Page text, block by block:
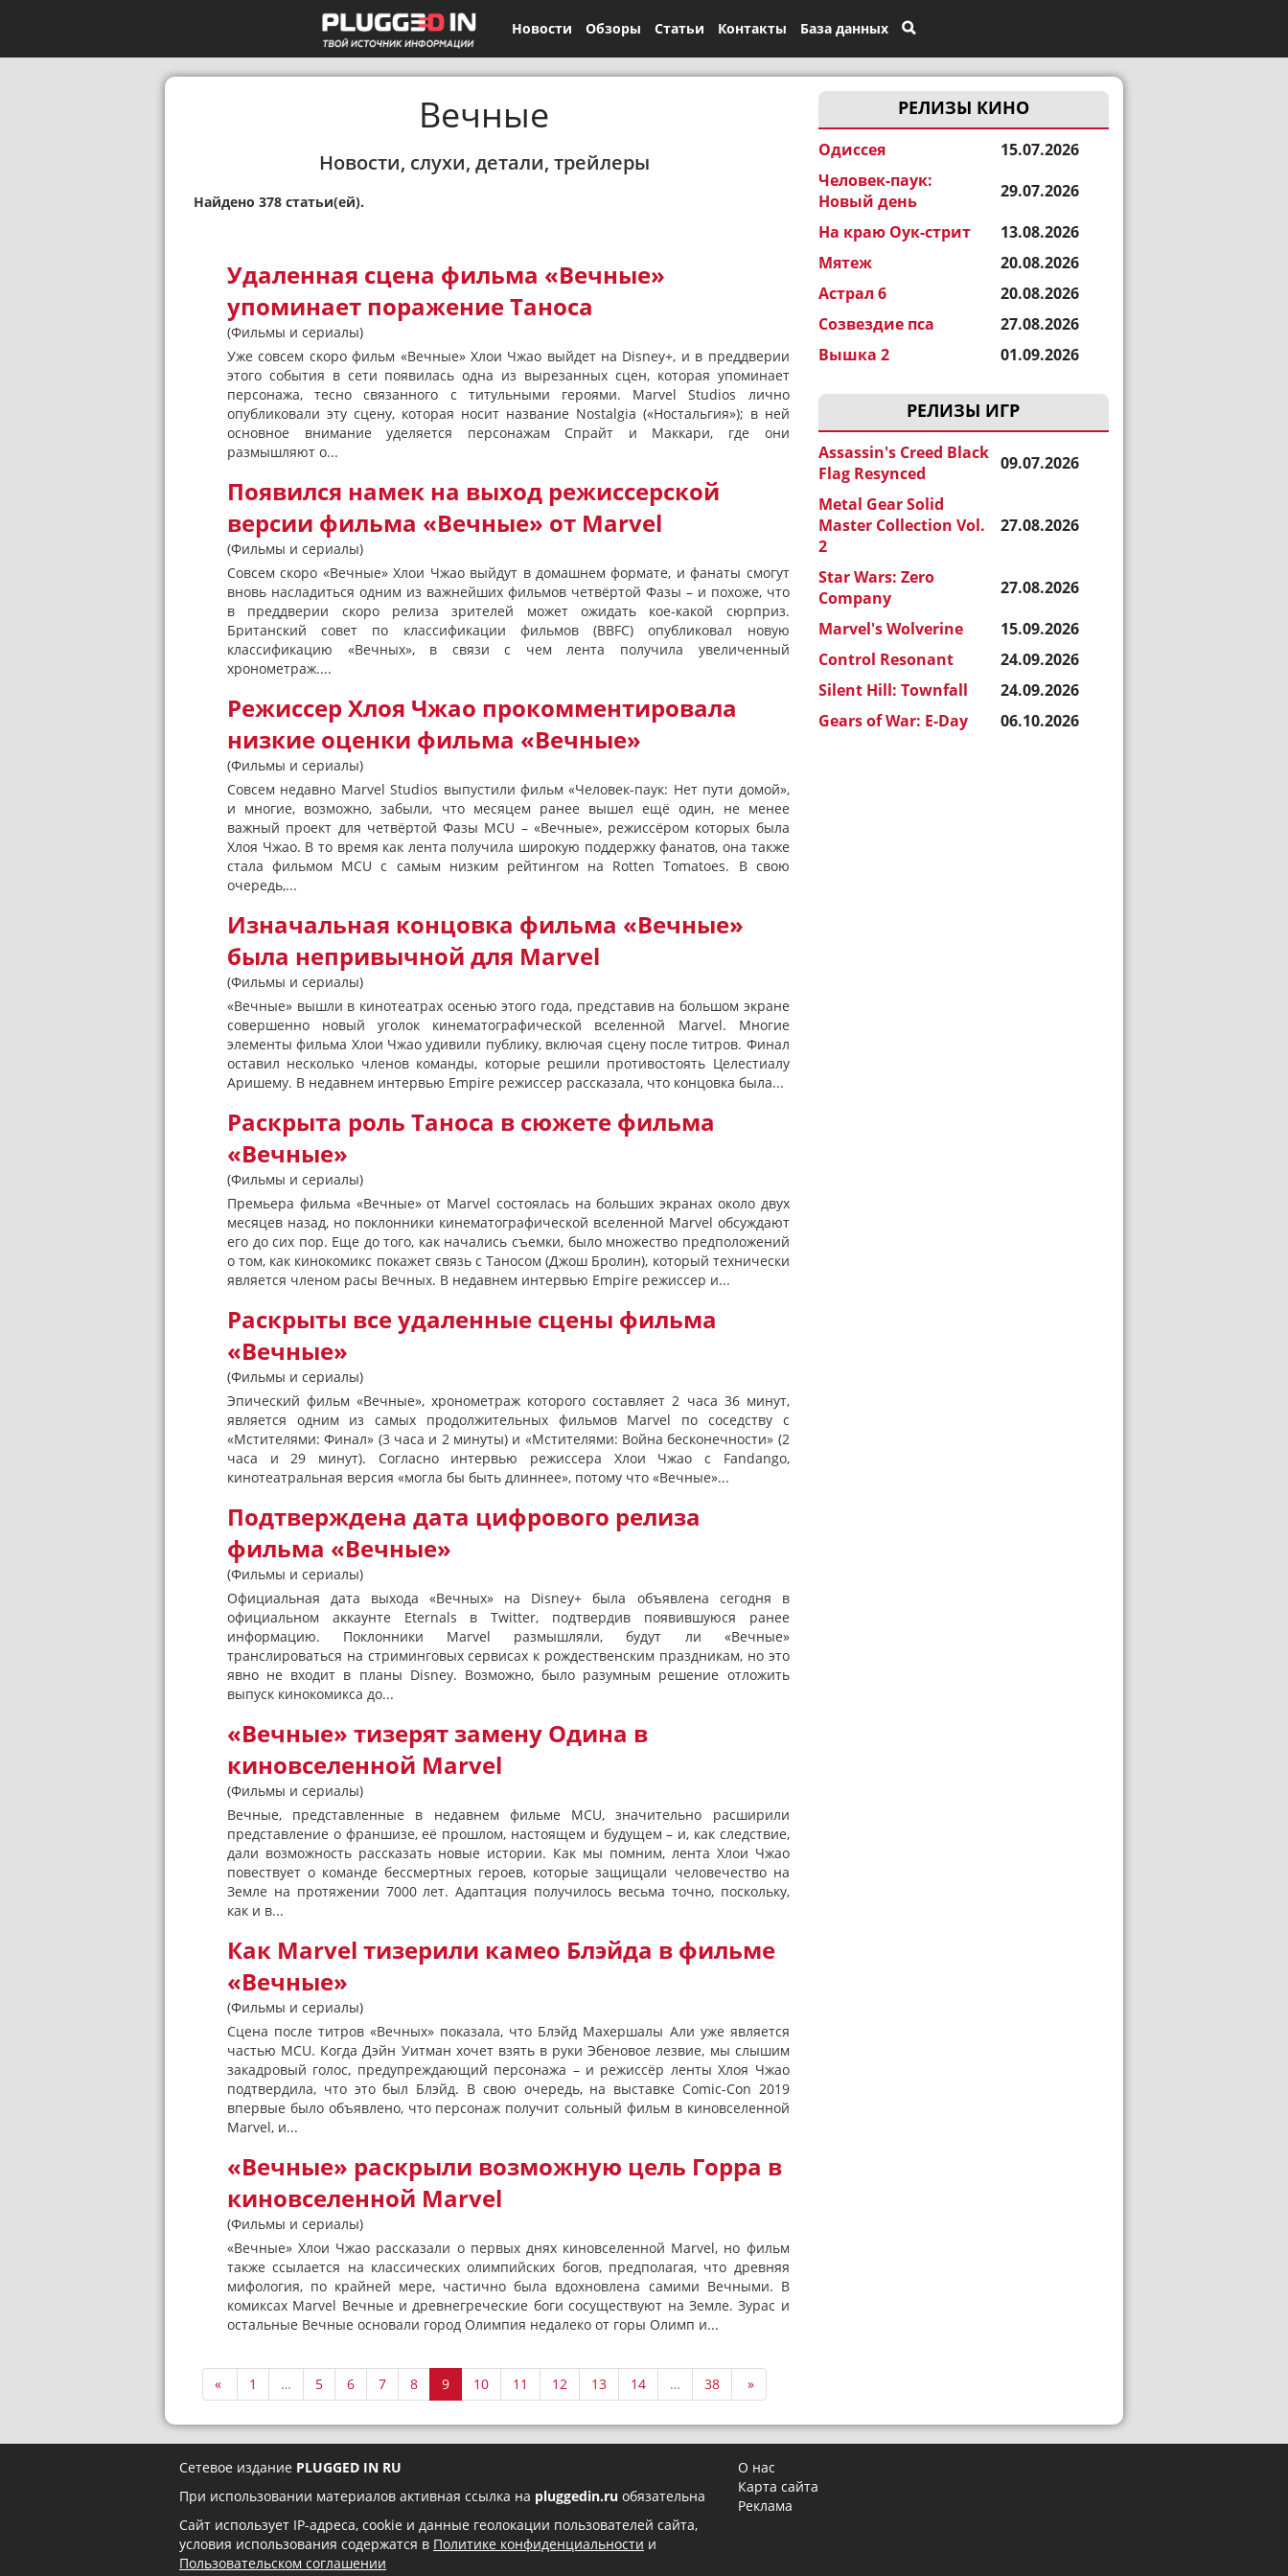
Новости Обзоры Статьи Контакты База данных
РЕЛИЗЫ КИНО
Одиссея
15.07.2026
Человек-паук:
Новый день
29.07.2026
На краю Оук-стрит
13.08.2026
Мятеж
20.08.2026
Астрал 6
20.08.2026
Созвездие пса
27.08.2026
Вышка 2
01.09.2026
РЕЛИЗЫ ИГР
Assassin's Creed Black
Flag Resynced
09.07.2026
Metal Gear Solid
Master Collection Vol.
2
27.08.2026
Star Wars: Zero
Company
27.08.2026
Marvel's Wolverine
15.09.2026
Control Resonant
24.09.2026
Silent Hill: Townfall
24.09.2026
Gears of War: E-Day
06.10.2026
Вечные
Новости, слухи, детали, трейлеры
Найдено 378 статьи(ей).
Удаленная сцена фильма «Вечные»
упоминает поражение Таноса
(Фильмы и сериалы)
Уже совсем скоро фильм «Вечные» Хлои Чжао выйдет на Disney+, и в преддверии
этого события в сети появилась одна из вырезанных сцен, которая упоминает
персонажа, тесно связанного с титульными героями. Marvel Studios лично
опубликовали эту сцену, которая носит название Nostalgia («Ностальгия»); в ней
основное внимание уделяется персонажам Спрайт и Маккари, где они
размышляют о...
Появился намек на выход режиссерской
версии фильма «Вечные» от Marvel
(Фильмы и сериалы)
Совсем скоро «Вечные» Хлои Чжао выйдут в домашнем формате, и фанаты смогут
вновь насладиться одним из важнейших фильмов четвёртой Фазы – и похоже, что
в преддверии скоро релиза зрителей может ожидать кое-какой сюрприз.
Британский совет по классификации фильмов (BBFC) опубликовал новую
классификацию «Вечных», в связи с чем лента получила увеличенный
хронометраж....
Режиссер Хлоя Чжао прокомментировала
низкие оценки фильма «Вечные»
(Фильмы и сериалы)
Совсем недавно Marvel Studios выпустили фильм «Человек-паук: Нет пути домой»,
и многие, возможно, забыли, что месяцем ранее вышел ещё один, не менее
важный проект для четвёртой Фазы MCU – «Вечные», режиссёром которых была
Хлоя Чжао. В то время как лента получила широкую поддержку фанатов, она также
стала фильмом MCU с самым низким рейтингом на Rotten Tomatoes. В свою
очередь,...
Изначальная концовка фильма «Вечные»
была непривычной для Marvel
(Фильмы и сериалы)
«Вечные» вышли в кинотеатрах осенью этого года, представив на большом экране
совершенно новый уголок кинематографической вселенной Marvel. Многие
элементы фильма Хлои Чжао удивили публику, включая сцену после титров. Финал
оставил несколько членов команды, которые решили противостоять Целестиалу
Аришему. В недавнем интервью Empire режиссер рассказала, что концовка была...
Раскрыта роль Таноса в сюжете фильма
«Вечные»
(Фильмы и сериалы)
Премьера фильма «Вечные» от Marvel состоялась на больших экранах около двух
месяцев назад, но поклонники кинематографической вселенной Marvel обсуждают
его до сих пор. Еще до того, как начались съемки, было множество предположений
о том, как кинокомикс покажет связь с Таносом (Джош Бролин), который технически
является членом расы Вечных. В недавнем интервью Empire режиссер и...
Раскрыты все удаленные сцены фильма
«Вечные»
(Фильмы и сериалы)
Эпический фильм «Вечные», хронометраж которого составляет 2 часа 36 минут,
является одним из самых продолжительных фильмов Marvel по соседству с
«Мстителями: Финал» (3 часа и 2 минуты) и «Мстителями: Война бесконечности» (2
часа и 29 минут). Согласно интервью режиссера Хлои Чжао с Fandango,
кинотеатральная версия «могла бы быть длиннее», потому что «Вечные»...
Подтверждена дата цифрового релиза
фильма «Вечные»
(Фильмы и сериалы)
Официальная дата выхода «Вечных» на Disney+ была объявлена ​​сегодня в
официальном аккаунте Eternals в Twitter, подтвердив появившуюся ранее
информацию. Поклонники Marvel размышляли, будут ли «Вечные»
транслироваться на стриминговых сервисах к рождественским праздникам, но это
явно не входит в планы Disney. Возможно, было разумным решение отложить
выпуск кинокомикса до...
«Вечные» тизерят замену Одина в
киновселенной Marvel
(Фильмы и сериалы)
Вечные, представленные в недавнем фильме MCU, значительно расширили
представление о франшизе, её прошлом, настоящем и будущем – и, как следствие,
дали возможность рассказать новые истории. Как мы помним, лента Хлои Чжао
повествует о команде бессмертных героев, которые защищали человечество на
Земле на протяжении 7000 лет. Адаптация получилось весьма точно, поскольку,
как и в...
Как Marvel тизерили камео Блэйда в фильме
«Вечные»
(Фильмы и сериалы)
Сцена после титрoв «Вечных» показала, что Блэйд Махершалы Али уже является
частью MCU. Когда Дэйн Уитман хочет взять в руки Эбеновое лезвие, мы слышим
закадровый голос, предупреждающий персонажа – и режиссёр ленты Хлоя Чжао
подтвердила, что это был Блэйд. В свою очередь, на выставке Comic-Con 2019
впервые было объявлено, что персонаж получит сольный фильм в киновселенной
Marvel, и...
«Вечные» раскрыли возможную цель Горра в
киновселенной Marvel
(Фильмы и сериалы)
«Вечные» Хлои Чжао рассказали о первых днях киновселенной Marvel, но фильм
также ссылается на классических олимпийских богов, предполагая, что древняя
мифология, по крайней мере, частично была вдохновлена самими Вечными. В
комиксах Marvel Вечные и древнегреческие боги сосуществуют на Земле. Зурас и
остальные Вечные основали город Олимпия недалеко от горы Олимп и...
« 1 … 5 6 7 8 9 10 11 12 13 14 … 38 »
Сетевое издание PLUGGED IN RU
При использовании материалов активная ссылка на pluggedin.ru обязательна
Сайт использует IP-адреса, cookie и данные геолокации пользователей сайта,
условия использования содержатся в Политике конфиденциальности и
Пользовательском соглашении
О нас
Карта сайта
Реклама